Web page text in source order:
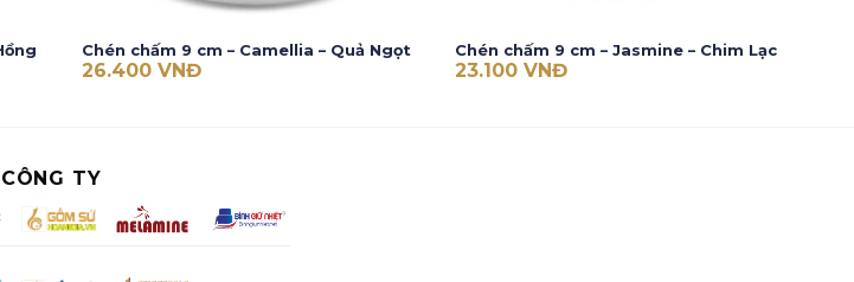
Chén chấm 9 cm – Camellia – Quả Ngọt
26.400 VNĐ
Chén chấm 9 cm – Jasmine – Chim Lạc
23.100 VNĐ
TY